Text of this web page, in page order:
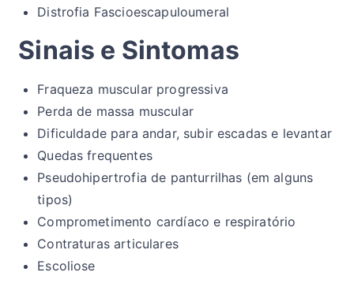
Distrofia Fascioescapuloumeral
Sinais e Sintomas
Fraqueza muscular progressiva
Perda de massa muscular
Dificuldade para andar, subir escadas e levantar
Quedas frequentes
Pseudohipertrofia de panturrilhas (em alguns
tipos)
Comprometimento cardíaco e respiratório
Contraturas articulares
Escoliose